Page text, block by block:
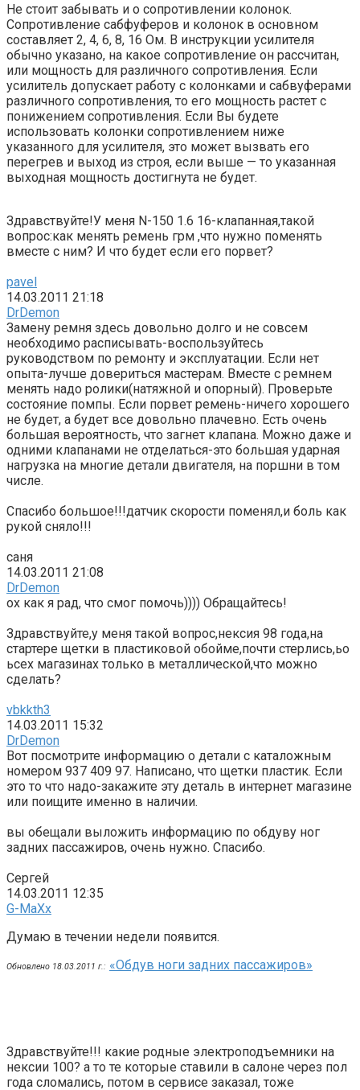
Не стоит забывать и о сопротивлении колонок.
Сопротивление сабфуферов и колонок в основном
составляет 2, 4, 6, 8, 16 Ом. В инструкции усилителя
обычно указано, на какое сопротивление он рассчитан,
или мощность для различного сопротивления. Если
усилитель допускает работу с колонками и сабвуферами
различного сопротивления, то его мощность растет с
понижением сопротивления. Если Вы будете
использовать колонки сопротивлением ниже
указанного для усилителя, это может вызвать его
перегрев и выход из строя, если выше — то указанная
выходная мощность достигнута не будет.
Здравствуйте!У меня N-150 1.6 16-клапанная,такой
вопрос:как менять ремень грм ,что нужно поменять
вместе с ним? И что будет если его порвет?
pavel
14.03.2011 21:18
DrDemon
Замену ремня здесь довольно долго и не совсем
необходимо расписывать-воспользуйтесь
руководством по ремонту и эксплуатации. Если нет
опыта-лучше довериться мастерам. Вместе с ремнем
менять надо ролики(натяжной и опорный). Проверьте
состояние помпы. Если порвет ремень-ничего хорошего
не будет, а будет все довольно плачевно. Есть очень
большая вероятность, что загнет клапана. Можно даже и
одними клапанами не отделаться-это большая ударная
нагрузка на многие детали двигателя, на поршни в том
числе.
Спасибо большое!!!датчик скорости поменял,и боль как
рукой сняло!!!
саня
14.03.2011 21:08
DrDemon
ох как я рад, что смог помочь)))) Обращайтесь!
Здравствуйте,у меня такой вопрос,нексия 98 года,на
стартере щетки в пластиковой обойме,почти стерлись,ьо
ьсех магазинах только в металлической,что можно
сделать?
vbkkth3
14.03.2011 15:32
DrDemon
Вот посмотрите информацию о детали с каталожным
номером 937 409 97. Написано, что щетки пластик. Если
это то что надо-закажите эту деталь в интернет магазине
или поищите именно в наличии.
вы обещали выложить информацию по обдуву ног
задних пассажиров, очень нужно. Спасибо.
Сергей
14.03.2011 12:35
G-MaXx
Думаю в течении недели появится.
Обновлено 18.03.2011 г.: «Обдув ноги задних пассажиров»
Здравствуйте!!! какие родные электроподъемники на
нексии 100? а то те которые ставили в салоне через пол
года сломались, потом в сервисе заказал, тоже